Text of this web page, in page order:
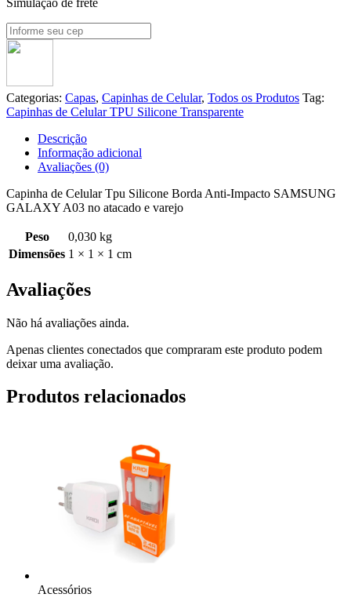
Categorias: Capas, Capinhas de Celular, Todos os Produtos Tag:
Capinhas de Celular TPU Silicone Transparente
Descrição
Informação adicional
Avaliações (0)
Capinha de Celular Tpu Silicone Borda Anti-Impacto SAMSUNG
GALAXY A03 no atacado e varejo
Peso
0,030 kg
Dimensões 1 × 1 × 1 cm
Avaliações
Não há avaliações ainda.
Apenas clientes conectados que compraram este produto podem
deixar uma avaliação.
Produtos relacionados
Acessórios